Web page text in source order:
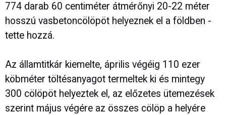
774 darab 60 centiméter átmérőnyi 20-22 méter
hosszú vasbetoncölöpöt helyeznek el a földben -
tette hozzá.
Az államtitkár kiemelte, április végéig 110 ezer
köbméter töltésanyagot termeltek ki és mintegy
300 cölöpöt helyeztek el, az előzetes ütemezések
szerint május végére az összes cölöp a helyére